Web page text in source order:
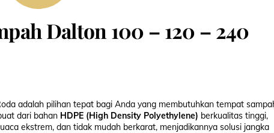
Dalton 100 – 120 – 240
adalah pilihan tepat bagi Anda yang membutuhkan tempat
dari bahan HDPE (High Density Polyethylene) berkualitas tinggi,
ekstrem, dan tidak mudah berkarat, menjadikannya solusi jangka